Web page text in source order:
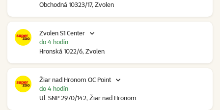
Obchodná 10323/17, Zvolen
Zvolen S1 Center
Hronská 1022/6, Zvolen
do 4 hodín
Žiar nad Hronom OC Point
Ul. SNP 2970/142, Žiar nad Hronom
do 4 hodín